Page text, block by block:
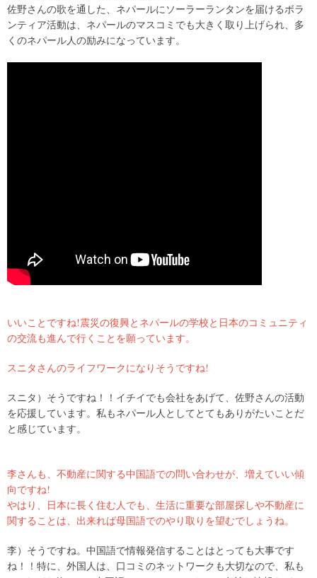
佐野さんの歌を通した、ネパールにソーラーランタンを届けるボラ
ンティア活動は、ネパールのマスコミでも大きく取り上げられ、多
くのネパール人の励みになっています。
いいことですね!震災の復興とネパールの学校と日本のコミュニティ
の交流も進んで行くことを願っています。
スニタさんのライフワークになりそうですね!
スニタ）そうですね！！イチイでも会社をあげて、佐野さんの活動
を応援しています。私もネパール人としてとてもありがたいことだ
と感じています。
李さんも、不動産に関する中国語での問い合わせが、増えていい傾
向ですね!
やはり、日本に長く住む人でも、生活に重要な部屋探しや不動産に
関することは、出来れば母国語でのやり取りを望むでしょうね。
李）そうですね。中国語で情報発信することはとっても大事です
ね！！特に、外国人は、口コミのネットワークも大切なので、私も